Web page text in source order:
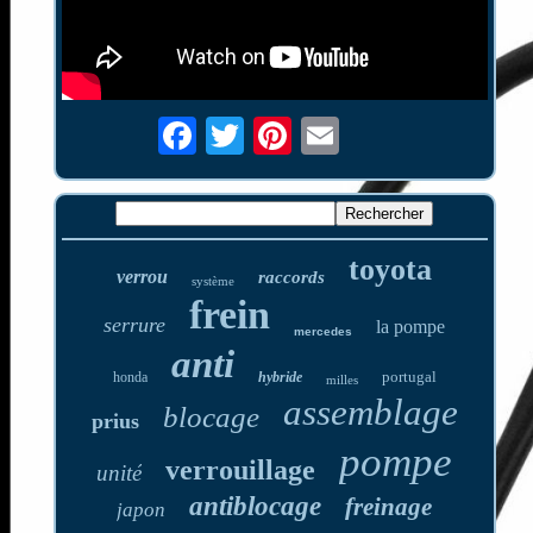
verrou système raccords toyota
serrure frein mercedes la pompe
honda anti hybride milles portugal
prius blocage assemblage
unité verrouillage pompe
japon antiblocage freinage